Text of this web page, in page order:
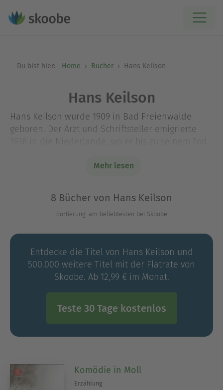
Du bist hier: Home Bücher Hans Keilson
Hans Keilson
Hans Keilson wurde 1909 in Bad Freienwalde
geboren. Der Arzt und Schriftsteller emigrierte
weiter« erschien 1933 bei S. Fischer. Die Novelle
übersetzt und 2010 zum Weltbestseller. Hans
Keilson wurde mit zahlreichen Preisen geehrt,
zuletzt mit dem Johann-Heinrich-Merck-Preis, der
Medaille und dem »Welt«-Literaturpreis.
Literaturpreise:
»Johann-Heinrich-Merck-Preis für literarische
Kritik und Essay« der Deutschen Akademie für
Moses-Mendelssohn-Medaille 2007
Mehr lesen
8 Bücher von Hans Keilson
Sortierung: am beliebtesten bei Skoobe
Entdecke die Titel von Hans Keilson und
500.000 weitere Titel mit der Flatrate von
Skoobe. Ab 12,99 € im Monat.
Teste 30 Tage kostenlos
Komödie in Moll
Erzählung